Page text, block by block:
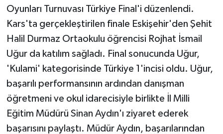
Oyunları Turnuvası Türkiye Final'i düzenlendi.
Kars'ta gerçekleştirilen finale Eskişehir'den Şehit
Halil Durmaz Ortaokulu öğrencisi Rojhat İsmail
Uğur da katılım sağladı. Final sonucunda Uğur,
'Kulami' kategorisinde Türkiye 1'incisi oldu. Uğur,
başarılı performansının ardından danışman
öğretmeni ve okul idarecisiyle birlikte İl Milli
Eğitim Müdürü Sinan Aydın'ı ziyaret ederek
başarısını paylaştı. Müdür Aydın, başarılarından